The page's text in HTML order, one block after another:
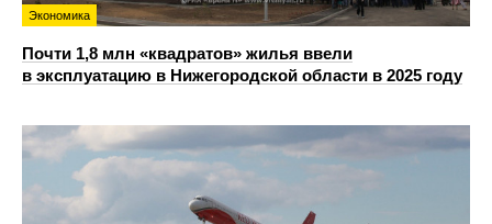
Экономика
Почти 1,8 млн «квадратов» жилья ввели
в эксплуатацию в Нижегородской области в 2025 году